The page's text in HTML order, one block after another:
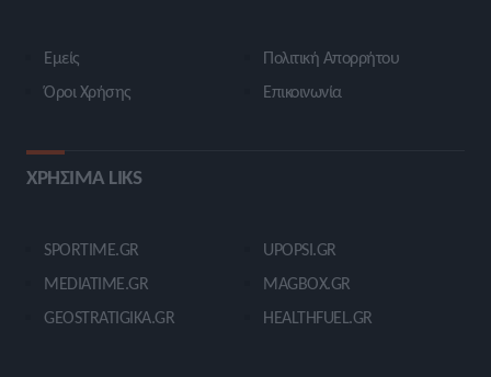
Εμείς
Όροι Χρήσης
Πολιτική Απορρήτου
Επικοινωνία
ΧΡΗΣΙΜΑ LIKS
SPORTIME.GR
MEDIATIME.GR
GEOSTRATIGIKA.GR
UPOPSI.GR
MAGBOX.GR
HEALTHFUEL.GR